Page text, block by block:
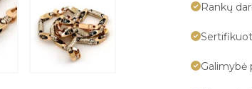
Rankų
Galimybė